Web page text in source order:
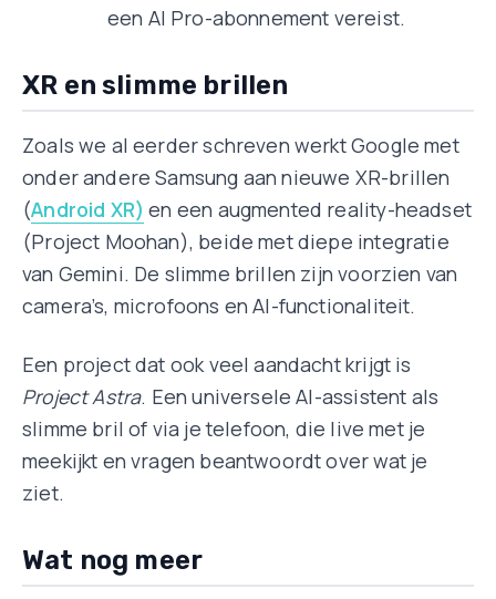
een AI Pro-abonnement vereist.
XR en slimme brillen
Zoals we al eerder schreven werkt Google met
onder andere Samsung aan nieuwe XR-brillen
(Android XR) en een augmented reality-headset
(Project Moohan), beide met diepe integratie
van Gemini. De slimme brillen zijn voorzien van
camera’s, microfoons en AI-functionaliteit.
Een project dat ook veel aandacht krijgt is
Project Astra. Een universele AI-assistent als
slimme bril of via je telefoon, die live met je
meekijkt en vragen beantwoordt over wat je
ziet.
Wat nog meer